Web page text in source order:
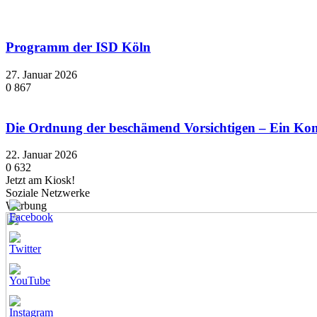
Programm der ISD Köln
27. Januar 2026
0 867
Die Ordnung der beschämend Vorsichtigen – Ein
22. Januar 2026
0 632
Jetzt am Kiosk!
Soziale Netzwerke
Werbung